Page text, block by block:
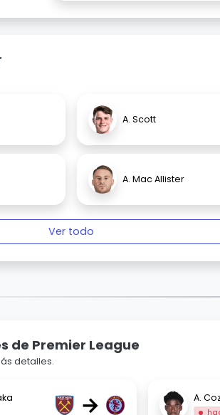
A. Scott
A. Mac Allister
Ver todo
de Premier League
detalles.
→ A.